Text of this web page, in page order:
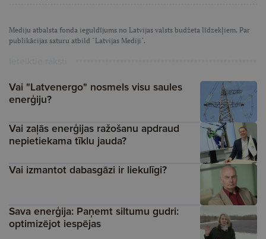
Mediju atbalsta fonda ieguldījums no Latvijas valsts budžeta līdzekļiem. Par
publikācijas saturu atbild "Latvijas Mediji".
Vai "Latvenergo" nosmels visu saules
enerģiju?
Vai zaļās enerģijas ražošanu apdraud
nepietiekama tīklu jauda?
Vai izmantot dabasgāzi ir liekulīgi?
Sava enerģija: Paņemt siltumu gudri:
optimizējot iespējas